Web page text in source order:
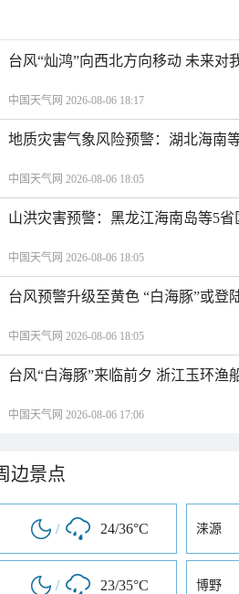
台风“灿鸿”向西北方向移动 未来对
中国天气网 2026-08-06 18:17
地质灾害气象风险预警：湖北海南
中国天气网 2026-08-06 18:05
山洪灾害预警：黑龙江海南岛等5
中国天气网 2026-08-06 18:05
台风预警升级至黄色 “白海豚”或登
中国天气网 2026-08-06 18:05
台风“白海豚”来临前夕 浙江玉环渔
中国天气网 2026-08-06 17:06
边景点
/ 24/36°C 涞源
/ 23/35°C 博野